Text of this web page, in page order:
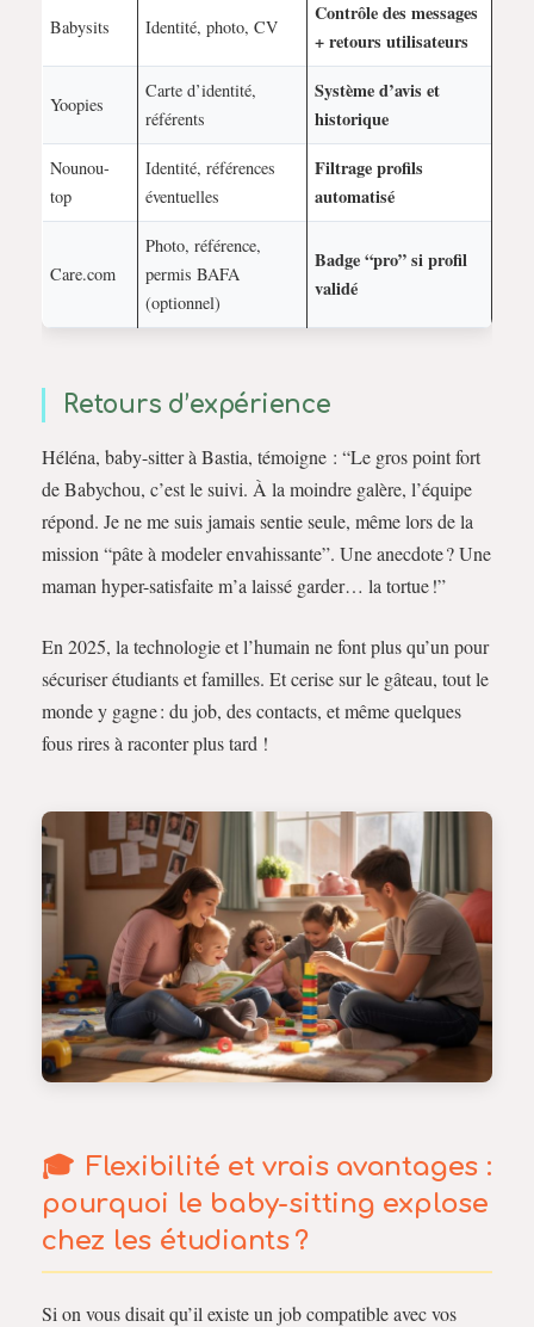
Babysits Identité, photo, CV
Contrôle des messages
+ retours utilisateurs
Yoopies
Carte d’identité,
référents
Système d’avis et
historique
Nounou-
top
Identité, références
éventuelles
Filtrage profils
automatisé
Care.com
Photo, référence,
permis BAFA
(optionnel)
Badge “pro” si profil
validé
Retours d’expérience
Héléna, baby-sitter à Bastia, témoigne : “Le gros point fort
de Babychou, c’est le suivi. À la moindre galère, l’équipe
répond. Je ne me suis jamais sentie seule, même lors de la
mission “pâte à modeler envahissante”. Une anecdote ? Une
maman hyper-satisfaite m’a laissé garder… la tortue !”
En 2025, la technologie et l’humain ne font plus qu’un pour
sécuriser étudiants et familles. Et cerise sur le gâteau, tout le
monde y gagne : du job, des contacts, et même quelques
fous rires à raconter plus tard !
Flexibilité et vrais avantages :
pourquoi le baby-sitting explose
chez les étudiants ?
Si on vous disait qu’il existe un job compatible avec vos